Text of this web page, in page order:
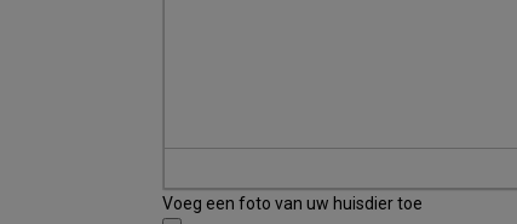
Voeg een foto van uw huisdier toe